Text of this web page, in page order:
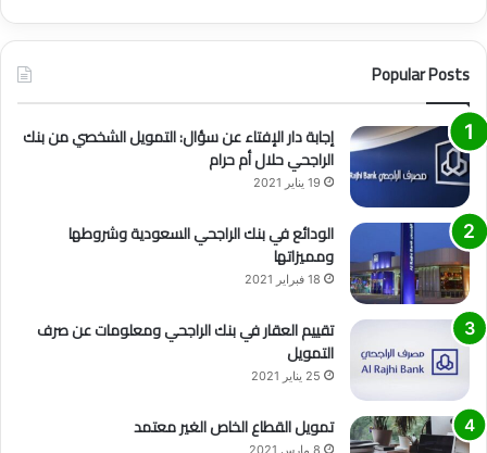
Popular Posts
إجابة دار الإفتاء عن سؤال: التمويل الشخصي من بنك
الراجحي حلال أم حرام
19 يناير 2021
الودائع في بنك الراجحي السعودية وشروطها
ومميزاتها
18 فبراير 2021
تقييم العقار في بنك الراجحي ومعلومات عن صرف
التمويل
25 يناير 2021
تمويل القطاع الخاص الغير معتمد
8 مارس 2021